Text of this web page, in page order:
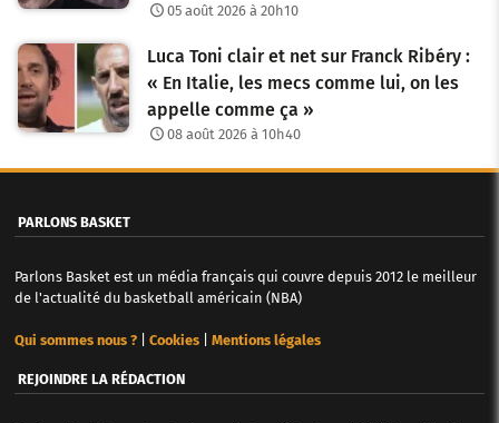
05 août 2026 à 20h10
Luca Toni clair et net sur Franck Ribéry :
« En Italie, les mecs comme lui, on les
appelle comme ça »
08 août 2026 à 10h40
PARLONS BASKET
Parlons Basket est un média français qui couvre depuis 2012 le meilleur
de l'actualité du basketball américain (NBA)
Qui sommes nous ?| Cookies| Mentions légales
REJOINDRE LA RÉDACTION